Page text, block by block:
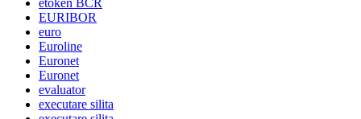
etoken BCR
EURIBOR
euro
Euroline
Euronet
Euronet
evaluator
executare silita